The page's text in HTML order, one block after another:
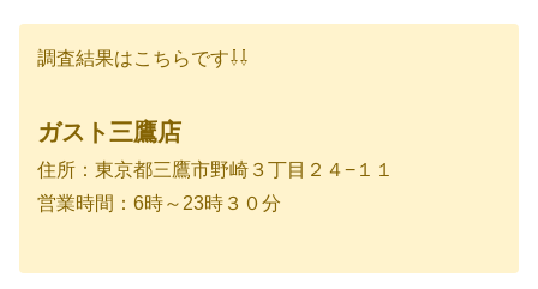
調査結果はこちらです⇩⇩
ガスト三鷹店
住所：東京都三鷹市野崎３丁目２４−１１
営業時間：6時～23時３０分